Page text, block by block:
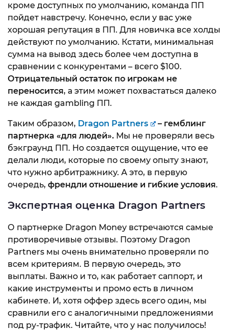
кроме доступных по умолчанию, команда ПП
пойдет навстречу. Конечно, если у вас уже
хорошая репутация в ПП. Для новичка все холды
действуют по умолчанию. Кстати, минимальная
сумма на вывод здесь более чем доступна в
сравнении с конкурентами – всего $100.
Отрицательный остаток по игрокам не
переносится, а этим может похвастаться далеко
не каждая gambling ПП.
Таким образом, Dragon Partners
– гемблинг
партнерка «для людей». Мы не проверяли весь
бэкграунд ПП. Но создается ощущение, что ее
делали люди, которые по своему опыту знают,
что нужно арбитражнику. А это, в первую
очередь, френдли отношение и гибкие условия.
Экспертная оценка Dragon Partners
О партнерке Dragon Money встречаются самые
противоречивые отзывы. Поэтому Dragon
Partners мы очень внимательно проверяли по
всем критериям. В первую очередь, это
выплаты. Важно и то, как работает саппорт, и
какие инструменты и промо есть в личном
кабинете. И, хотя оффер здесь всего один, мы
сравнили его с аналогичными предложениями
под ру-трафик. Читайте, что у нас получилось!